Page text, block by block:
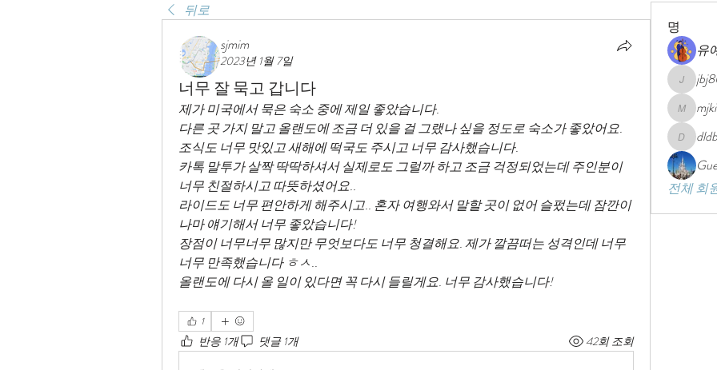
뒤로
sjmim
2023년 1월 7일
너무 잘 묵고 갑니다
제가 미국에서 묵은 숙소 중에 제일 좋았습니다.
다른 곳 가지 말고 올랜도에 조금 더 있을 걸 그랬나 싶을 정도로 숙소가 좋았어요.
조식도 너무 맛있고 새해에 떡국도 주시고 너무 감사했습니다.
카톡 말투가 살짝 딱딱하셔서 실제로도 그럴까 하고 조금 걱정되었는데 주인분이
너무 친절하시고 따뜻하셨어요..
라이드도 너무 편안하게 해주시고.. 혼자 여행와서 말할 곳이 없어 슬펐는데 잠깐이
나마 얘기해서 너무 좋았습니다!
장점이 너무너무 많지만 무엇보다도 너무 청결해요. 제가 깔끔떠는 성격인데 너무
너무 만족했습니다 ㅎㅅ..
올랜도에 다시 올 일이 있다면 꼭 다시 들릴게요. 너무 감사했습니다!
1
반응 1개 댓글 1개 42회 조회
명
유
jbj8013
전체 회